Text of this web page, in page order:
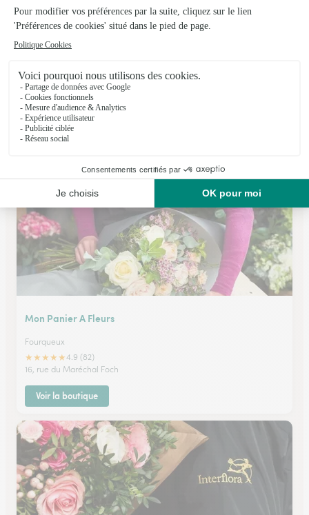
Les Fleurs du Manet
Montigny le Bretonneux
★★★ ★★4.5 (166)
Voir la boutique
Mon Panier A Fleurs
Fourqueux
★★★★★4.9 (82)
16, rue du Maréchal Foch
Voir la boutique